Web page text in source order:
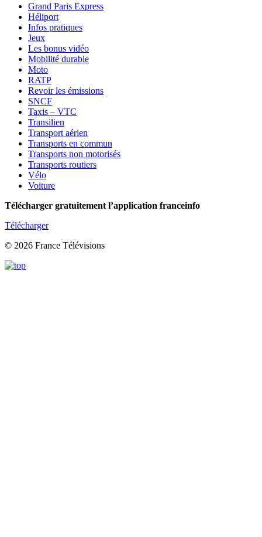
Grand Paris Express
Héliport
Infos pratiques
Jeux
Les bonus vidéo
Mobilité durable
Moto
RATP
Revoir les émissions
SNCF
Taxis – VTC
Transilien
Transport aérien
Transports en commun
Transports non motorisés
Transports routiers
Vélo
Voiture
Télécharger gratuitement l’application franceinfo
Télécharger
© 2026 France Télévisions